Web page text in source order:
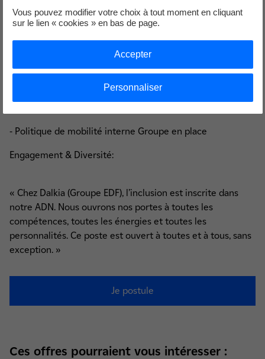
paniers repas et véhicule de service
- Prime d’ancienneté à partir de 2 ans
- Flexibilité : choix de formules de temps de travail
et RTT (jusqu'à 23,8 jours de RTT) Compte Epargne Temps,
- Politique de mobilité interne Groupe en place
Engagement & Diversité:
« Chez Dalkia (Groupe EDF), l’inclusion est inscrite dans
notre ADN. Nous ouvrons nos portes à toutes les
compétences, toutes les énergies et toutes les
personnalités. Ce poste est ouvert à toutes et à tous, sans
exception. »
Je postule
Ces offres pourraient vous intéresser :
Vous pouvez modifier votre choix à tout moment en cliquant
sur le lien « cookies » en bas de page.
Personnaliser
Accepter